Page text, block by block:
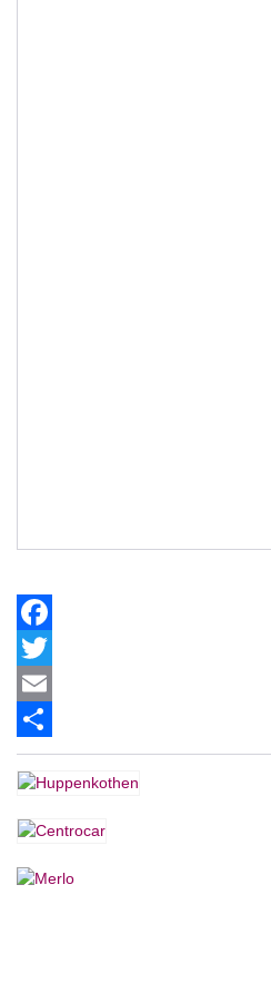
Facebook
Twitter
Email
Share